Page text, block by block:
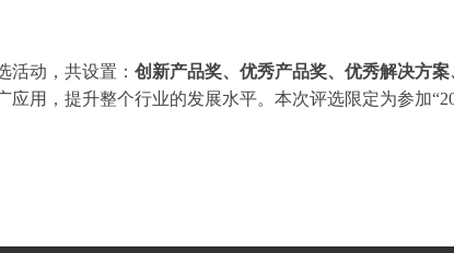
活动，共设置： 创新产品奖、优秀产品奖、优秀解决方
用，提升整个行业的发展水平。本次评选限定为参加